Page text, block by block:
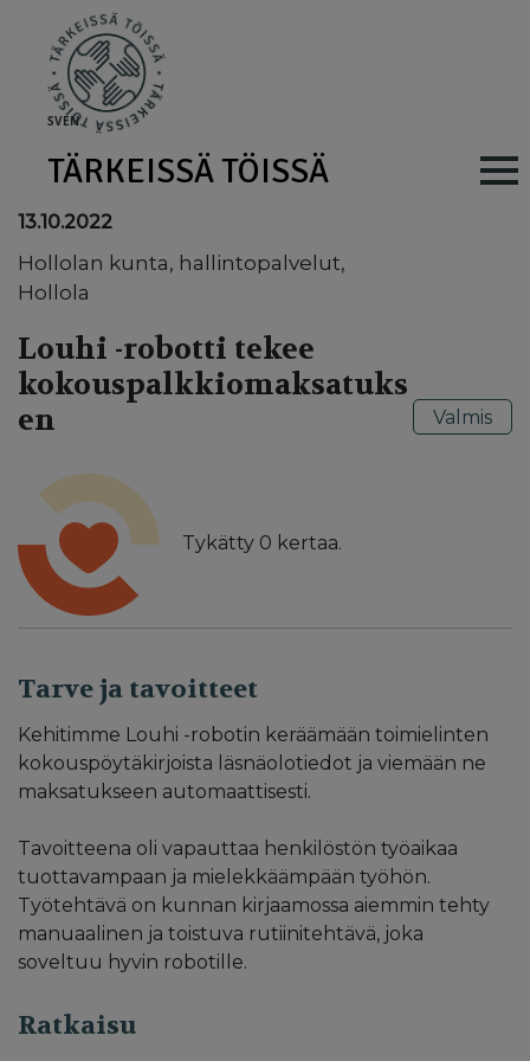
SVEN
TÄRKEISSÄ TÖISSÄ Main
13.10.2022
Hollolan kunta, hallintopalvelut,
Hollola
Louhi -robotti tekee
kokouspalkkiomaksatuks
en
Tykätty 0 kertaa.
Valmis
Tarve ja tavoitteet
Kehitimme Louhi -robotin keräämään toimielinten
kokouspöytäkirjoista läsnäolotiedot ja viemään ne
maksatukseen automaattisesti.
Tavoitteena oli vapauttaa henkilöstön työaikaa
tuottavampaan ja mielekkäämpään työhön.
Työtehtävä on kunnan kirjaamossa aiemmin tehty
manuaalinen ja toistuva rutiinitehtävä, joka
soveltuu hyvin robotille.
Ratkaisu